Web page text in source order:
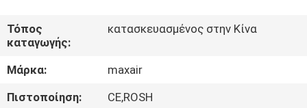
ΕΜΕΊΣ
ΓΎΡΟΣ
ΕΡΓΟΣΤΑΣΊΩΝ
Τόπος
καταγωγής:
κατασκευασμένος στην Κίνα
Μάρκα:
maxair
Πιστοποίηση:
CE,ROSH